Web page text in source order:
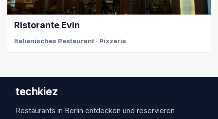
Ristorante Evin
Italienisches Restaurant · Pizzeria
techkiez
Restaurants in Berlin entdecken und reservieren